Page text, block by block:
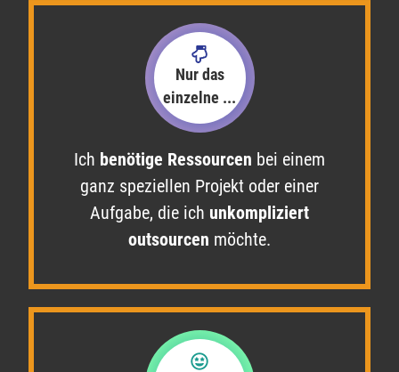
Nur das
einzelne ...
Ich benötige Ressourcen bei einem
ganz speziellen Projekt oder einer
Aufgabe, die ich unkompliziert
outsourcen möchte.